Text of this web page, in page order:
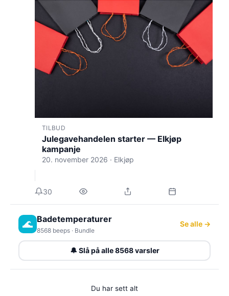
TILBUD
Julegavehandelen starter — Elkjøp
kampanje
20. november 2026 · Elkjøp
30
🌊 Badetemperaturer
8568 beeps · Bundle
Se alle →
🔔 Slå på alle 8568 varsler
Du har sett alt